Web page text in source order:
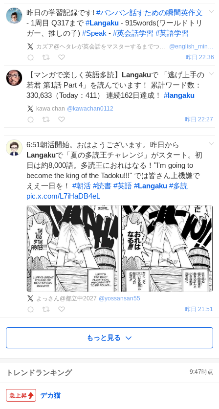
昨日の学習記録です! #バンバン話すための瞬間英作文
- 1周目 Q317まで #Langaku - 915words(ワールドトリ
ガー、推しの子) #Speak - #英会話学習 #英語学習
カズア@ヘタレが英会話をマスターするまでつぶやきます @english_mind123
昨日 22:36
【マンガで楽しく英語多読】 Langakuで 「逃げ上手の
若君 第1話 Part 4」を読んでいます！ 累計ワード数：
330,633（Today：411） 連続162日達成！ #langaku
kawa chan @ kawachan0112
昨日 22:27
6:51朝活開始。おはようございます。昨日から
Langakuで「夏の多読王チャレンジ」がスタート。初
日は約8,000語。多読王におれはなる！"I'm going to
become the king of the Tadoku!!!" では皆さん上機嫌で
ええ一日を！ #朝活 #読書 #英語 #Langaku #多読
pic.x.com/L7iHaDB4eL
よっさん@都立中2027 @yossansan55
昨日 21:51
もっと見る
トレンドランキング 9:47時点
デカ猫